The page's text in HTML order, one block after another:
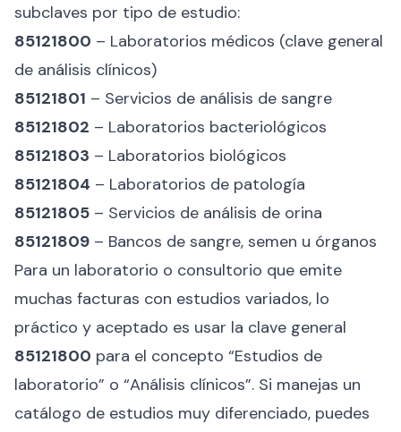
subclaves por tipo de estudio:
85121800 – Laboratorios médicos (clave general
de análisis clínicos)
85121801 – Servicios de análisis de sangre
85121802 – Laboratorios bacteriológicos
85121803 – Laboratorios biológicos
85121804 – Laboratorios de patología
85121805 – Servicios de análisis de orina
85121809 – Bancos de sangre, semen u órganos
Para un laboratorio o consultorio que emite
muchas facturas con estudios variados, lo
práctico y aceptado es usar la clave general
85121800 para el concepto “Estudios de
laboratorio” o “Análisis clínicos”. Si manejas un
catálogo de estudios muy diferenciado, puedes